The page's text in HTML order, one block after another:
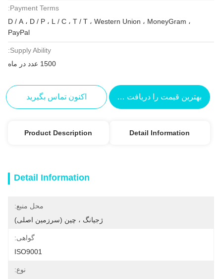
Payment Terms:
D / A ، D / P ، L / C ، T / T ، Western Union ، MoneyGram ،
PayPal
Supply Ability:
1500 عدد در ماه
بهترین قیمت را دریافت کنید اکنون تماس بگیرید
Detail Information
Product Description
Detail Information
محل منبع:
ژجیانگ ، چین (سرزمین اصلی)
گواهی:
ISO9001
نوع: